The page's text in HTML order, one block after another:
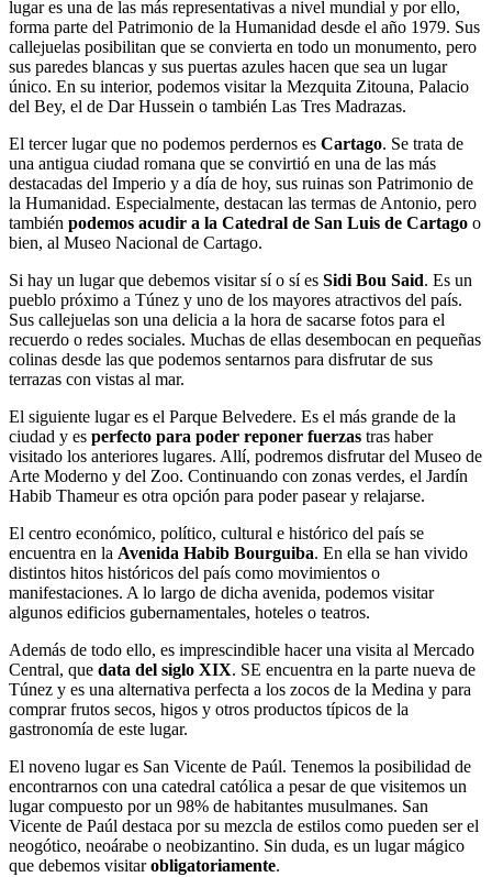
lugar es una de las más representativas a nivel mundial y por ello,
forma parte del Patrimonio de la Humanidad desde el año 1979. Sus
callejuelas posibilitan que se convierta en todo un monumento, pero
sus paredes blancas y sus puertas azules hacen que sea un lugar
único. En su interior, podemos visitar la Mezquita Zitouna, Palacio
del Bey, el de Dar Hussein o también Las Tres Madrazas.
El tercer lugar que no podemos perdernos es Cartago. Se trata de
una antigua ciudad romana que se convirtió en una de las más
destacadas del Imperio y a día de hoy, sus ruinas son Patrimonio de
la Humanidad. Especialmente, destacan las termas de Antonio, pero
también podemos acudir a la Catedral de San Luis de Cartago o
bien, al Museo Nacional de Cartago.
Si hay un lugar que debemos visitar sí o sí es Sidi Bou Said. Es un
pueblo próximo a Túnez y uno de los mayores atractivos del país.
Sus callejuelas son una delicia a la hora de sacarse fotos para el
recuerdo o redes sociales. Muchas de ellas desembocan en pequeñas
colinas desde las que podemos sentarnos para disfrutar de sus
terrazas con vistas al mar.
El siguiente lugar es el Parque Belvedere. Es el más grande de la
ciudad y es perfecto para poder reponer fuerzas tras haber
visitado los anteriores lugares. Allí, podremos disfrutar del Museo de
Arte Moderno y del Zoo. Continuando con zonas verdes, el Jardín
Habib Thameur es otra opción para poder pasear y relajarse.
El centro económico, político, cultural e histórico del país se
encuentra en la Avenida Habib Bourguiba. En ella se han vivido
distintos hitos históricos del país como movimientos o
manifestaciones. A lo largo de dicha avenida, podemos visitar
algunos edificios gubernamentales, hoteles o teatros.
Además de todo ello, es imprescindible hacer una visita al Mercado
Central, que data del siglo XIX. SE encuentra en la parte nueva de
Túnez y es una alternativa perfecta a los zocos de la Medina y para
comprar frutos secos, higos y otros productos típicos de la
gastronomía de este lugar.
El noveno lugar es San Vicente de Paúl. Tenemos la posibilidad de
encontrarnos con una catedral católica a pesar de que visitemos un
lugar compuesto por un 98% de habitantes musulmanes. San
Vicente de Paúl destaca por su mezcla de estilos como pueden ser el
neogótico, neoárabe o neobizantino. Sin duda, es un lugar mágico
que debemos visitarobligatoriamente.